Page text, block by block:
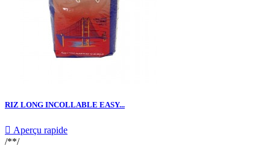
RIZ LONG INCOLLABLE EASY...
 Aperçu rapide
/**/